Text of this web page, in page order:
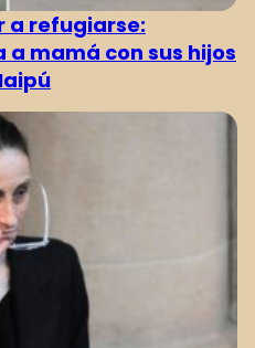
a refugiarse:
mamá con sus hijos